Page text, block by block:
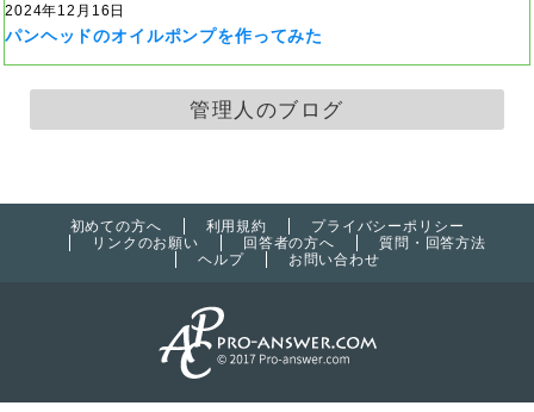
2024年12月16日
パンヘッドのオイルポンプを作ってみた
管理人のブログ
初めての方へ 利用規約
プライバシーポリシー
リンクのお願い
回答者の方へ
質問・回答方法
ヘルプ
お問い合わせ